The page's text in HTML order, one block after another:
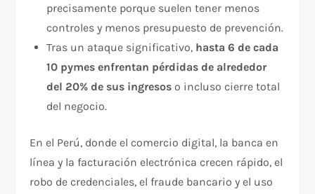
precisamente porque suelen tener menos
controles y menos presupuesto de prevención.
Tras un ataque significativo, hasta 6 de cada
10 pymes enfrentan pérdidas de alrededor
del 20% de sus ingresos o incluso cierre total
del negocio.​
En el Perú, donde el comercio digital, la banca en
línea y la facturación electrónica crecen rápido, el
robo de credenciales, el fraude bancario y el uso